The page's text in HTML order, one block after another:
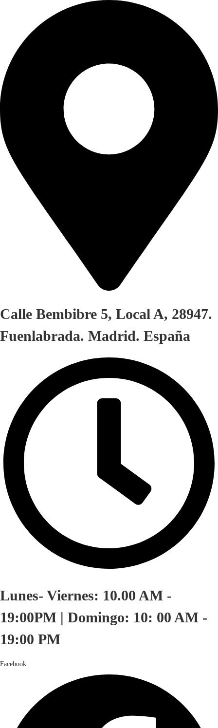
Calle Bembibre 5, Local A, 28947.
Fuenlabrada. Madrid. España
Lunes- Viernes: 10.00 AM -
19:00PM | Domingo: 10: 00 AM -
19:00 PM
Facebook